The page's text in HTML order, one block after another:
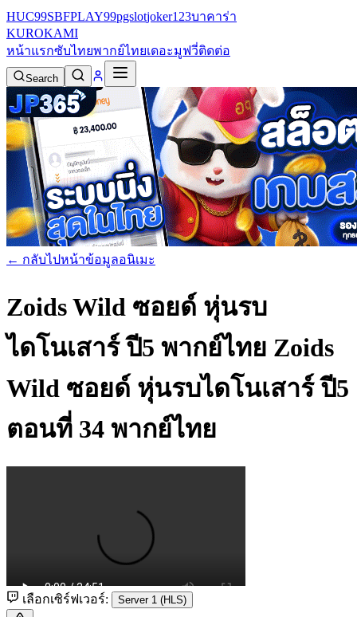
HUC99SBFPLAY99pgslotjoker123บาคาร่า
KUROKAMI
หน้าแรกซับไทยพากย์ไทยเดอะมูฟวี่ติดต่อ
Search
← กลับไปหน้าข้อมูลอนิเมะ
Zoids Wild ซอยด์ หุ่นรบ
ไดโนเสาร์ ปี5 พากย์ไทย Zoids
Wild ซอยด์ หุ่นรบไดโนเสาร์ ปี5
ตอนที่ 34 พากย์ไทย
เลือกเซิร์ฟเวอร์: Server 1 (HLS)